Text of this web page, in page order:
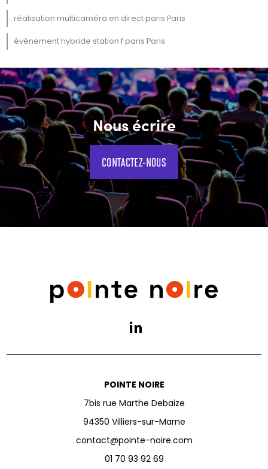
réalisation multicaméra en direct paris Paris
événement hybride station f paris Paris
Nous écrire
CONTACTEZ-NOUS
POINTE NOIRE
7bis rue Marthe Debaize
94350 Villiers-sur-Marne
contact@pointe-noire.com
01 70 93 92 69